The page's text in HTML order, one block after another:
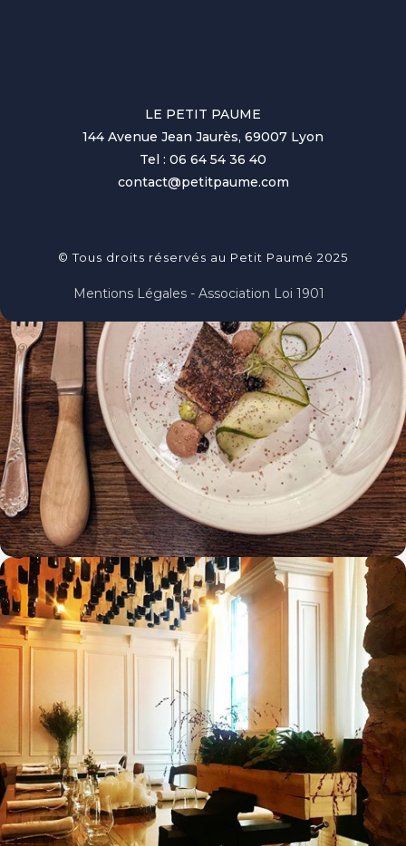
LE PETIT PAUME
144 Avenue Jean Jaurès, 69007 Lyon
Tel : 06 64 54 36 40
contact@petitpaume.com
© Tous droits réservés au Petit Paumé 2025
Mentions Légales - Association Loi 1901